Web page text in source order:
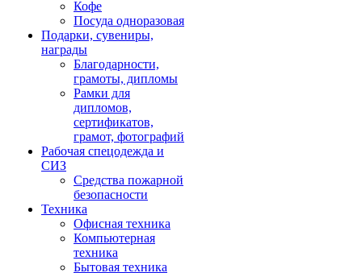
Кофе
Посуда одноразовая
Подарки, сувениры,
награды
Благодарности,
грамоты, дипломы
Рамки для
дипломов,
сертификатов,
грамот, фотографий
Рабочая спецодежда и
СИЗ
Средства пожарной
безопасности
Техника
Офисная техника
Компьютерная
техника
Бытовая техника